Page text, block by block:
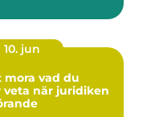
10. jun
vad du
veta när juridiken